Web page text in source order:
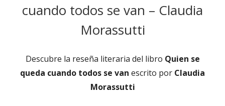
cuando todos se van – Claudia
Morassutti
Descubre la reseña literaria del libro Quien se
queda cuando todos se van escrito por Claudia
Morassutti